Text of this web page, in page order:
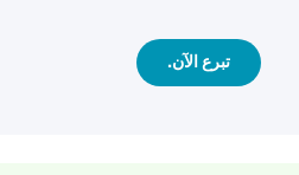
تبرع الآن.